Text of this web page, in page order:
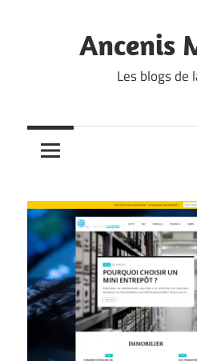
Ancenis
Les blogs de